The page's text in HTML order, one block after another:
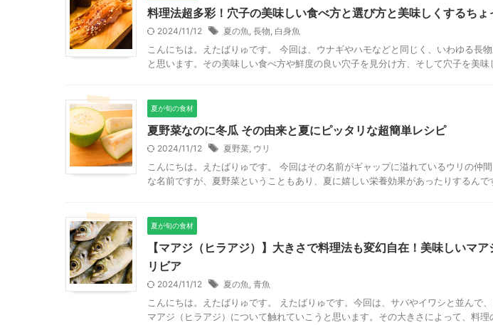
料理法超多彩！穴子の美味しい食べ方と選び方と美味しくするち
2024/11/12 夏の魚, 長物, 白身魚
こんにちは。えたばりゅです。 今回は、ウナギやハモなどと同じく、いわゆる長
と思います。その美味しい食べ方や鮮度の良い穴子を見分け方、そして穴子を美
夏が旬の食材
夏野菜なのに冬瓜 その由来と夏にピッタリな超簡単レシピ
2024/11/12 夏野菜, ウリ
こんにちは。えたばりゅです。 今回はその名前がギャップに溢れているウリの仲
な名前ですが、夏野菜ということもあり、夏に嬉しい栄養効果があったりするん
夏が旬の食材
【マアジ（ヒラアジ）】大きさで料理法も変幻自在！美味しいマ
リビア
2024/11/12 夏の魚, 青魚
こんにちは。えたばりゅです。 えたばりゅです。今回は、サバやイワシと並んで
マアジ（ヒラアジ）について触れていこうと思います。その大きさによって、料